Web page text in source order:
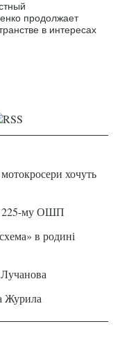
продолжает
в интересах
хочуть
225-му ОШП
в родині
Журила